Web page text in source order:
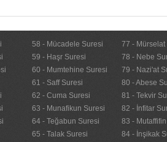
58 - Mücadele Suresi
59 - Haşr Suresi
60 - Mumtehine Suresi
61 - Saff Suresi
62 - Cuma Suresi
63 - Munafikun Suresi
64 - Teğabun Suresi
65 - Talak Suresi
77 - Mürselat
78 - Nebe
79 - Nazi'at
80 - Abese
81 - Tekvir
82 - İnfitar
83 -
84 - İnşikak